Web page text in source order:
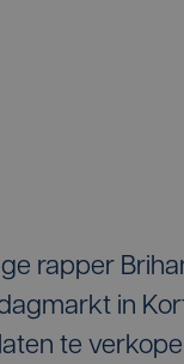
rapper
in
te